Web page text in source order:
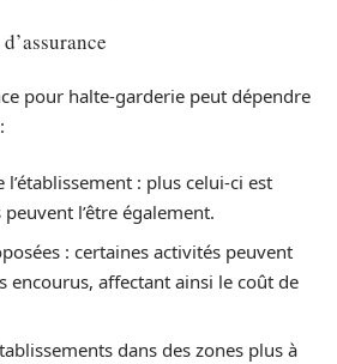
pour halte-garderie peut dépendre
l’établissement : plus celui-ci est
l’être également.
: certaines activités peuvent
encourus, affectant ainsi le coût de
dans des zones plus à